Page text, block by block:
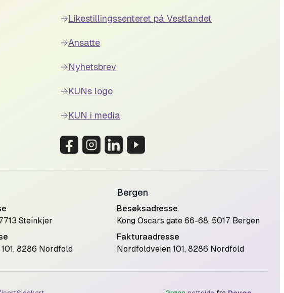
Likestillingssenteret på Vestlandet
Ansatte
Nyhetsbrev
KUNs logo
KUN i media
Steinkjer
8286 Nordfold
Bergen
Besøksadresse
Kong Oscars gate 66-68, 5017 Bergen
Fakturaadresse
Nordfoldveien 101, 8286 Nordfold